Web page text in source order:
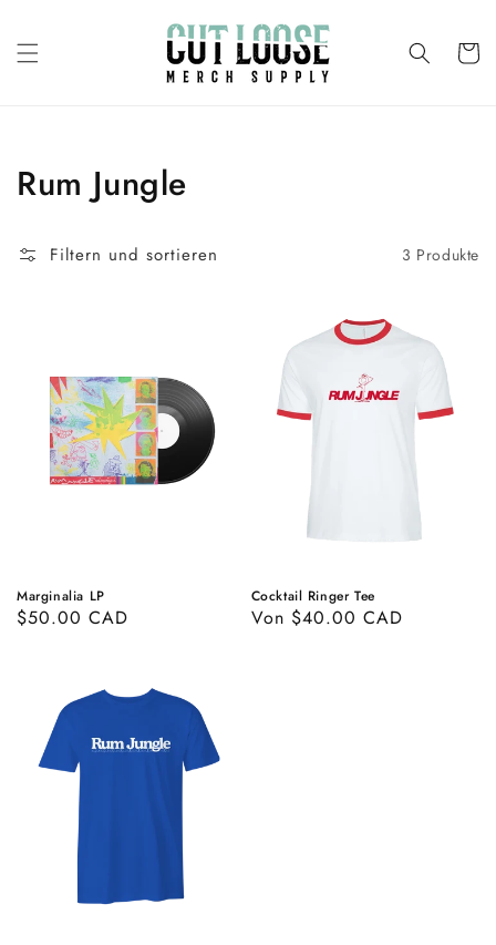
Inhalt
Kategorie:
Rum Jungle
Filtern und sortieren 3 Produkte
Marginalia LP
Normaler
$50.00 CAD
Cocktail Ringer Tee
Normaler
Von $40.00 CAD